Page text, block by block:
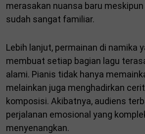
merasakan nuansa baru
sudah sangat familiar.
Lebih lanjut, permainan di namika
membuat setiap bagian lagu
alami. Pianis tidak hanya
melainkan juga menghadirkan
komposisi. Akibatnya, audiens
perjalanan emosional yang
menyenangkan.